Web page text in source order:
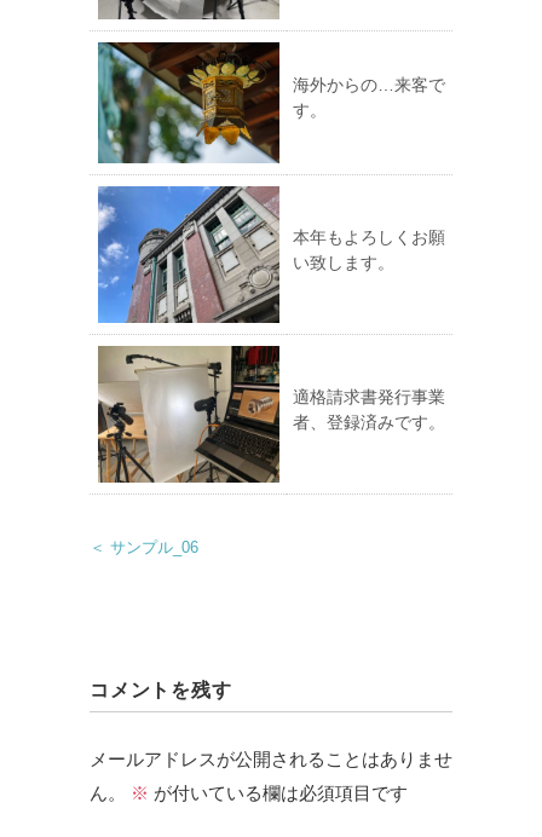
海外からの…来客で
す。
本年もよろしくお願
い致します。
適格請求書発行事業
者、登録済みです。
＜ サンプル_06
コメントを残す
メールアドレスが公開されることはありませ
ん。
※ が付いている欄は必須項目です